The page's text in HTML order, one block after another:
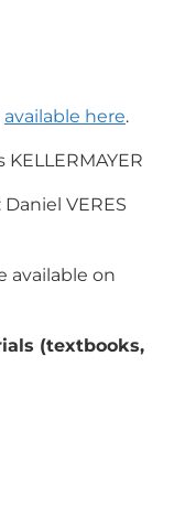
available here.
VERES
available on
(textbooks,